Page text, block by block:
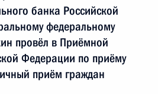
банка Российской
федеральному
провёл в Приёмной
Федерации по приёму
приём граждан